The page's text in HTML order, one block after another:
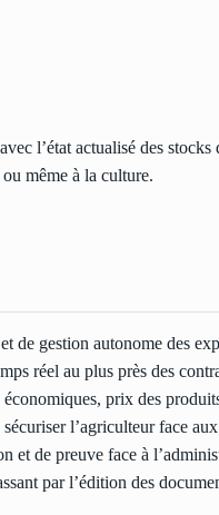
l’état actualisé des
même à la culture.
de gestion autonome des
réel au plus près des
prix des
l’agriculteur face
et de preuve face à
par l’édition des